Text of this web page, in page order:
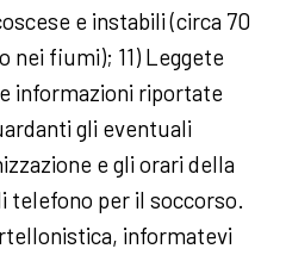
e instabili (circa 70
nei fiumi); 11) Leggete
informazioni riportate
gli eventuali
e gli orari della
telefono per il soccorso.
informatevi